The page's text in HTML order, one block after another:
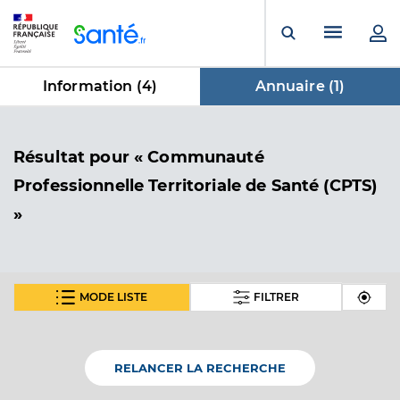
Ouvrir laMenu
Information (4) Annuaire (1)
Résultat dans Annuaire
pour « Communauté
Professionnelle Territoriale de Santé (CPTS)
»
MODE LISTE FILTRER
(CPTS)
Etablissement de soins
RELANCER LA RECHERCHE